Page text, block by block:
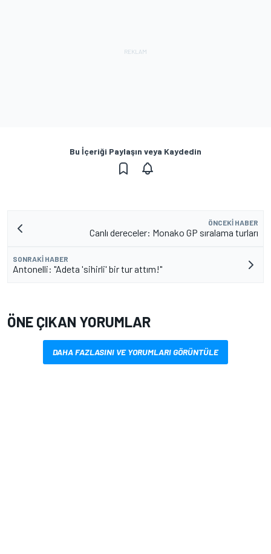
Bu İçeriği Paylaşın veya Kaydedin
ÖNCEKI HABER
Canlı dereceler: Monako GP sıralama turları
SONRAKI HABER
Antonelli: "Adeta 'sihirli' bir tur attım!"
ÖNE ÇIKAN YORUMLAR
DAHA FAZLASINI VE YORUMLARI GÖRÜNTÜLE